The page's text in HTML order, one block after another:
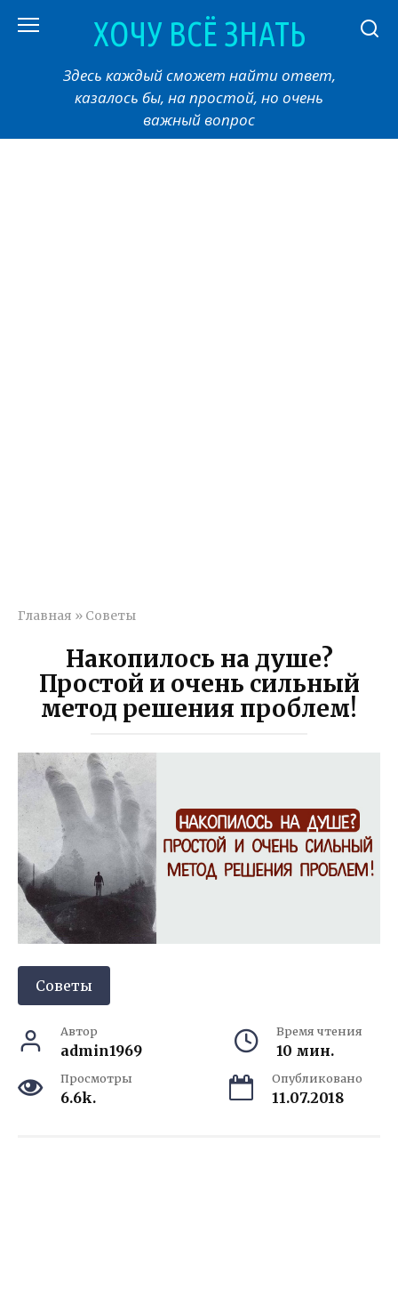
ХОЧУ ВСЁ ЗНАТЬ
Здесь каждый сможет найти ответ,
казалось бы, на простой, но очень
важный вопрос
Главная » Советы
Накопилось на душе?
Простой и очень сильный
метод решения проблем!
Советы
Автор
admin1969
Время чтения
10 мин.
Просмотры
6.6k.
Опубликовано
11.07.2018